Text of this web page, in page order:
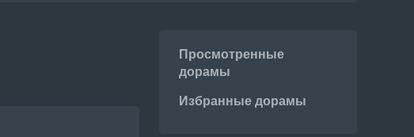
Просмотренные
дорамы
Избранные дорамы